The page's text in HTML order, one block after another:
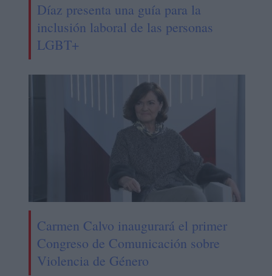
Díaz presenta una guía para la
inclusión laboral de las personas
LGBT+
Carmen Calvo inaugurará el primer
Congreso de Comunicación sobre
Violencia de Género